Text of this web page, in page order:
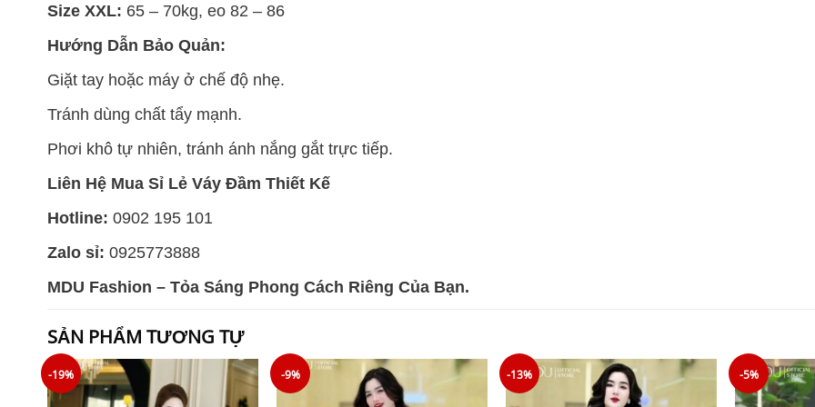
Size XXL: 65 – 70kg, eo 82 – 86
Hướng Dẫn Bảo Quản:
Giặt tay hoặc máy ở chế độ nhẹ.
Tránh dùng chất tẩy mạnh.
Phơi khô tự nhiên, tránh ánh nắng gắt trực tiếp.
Liên Hệ Mua Sỉ Lẻ Váy Đầm Thiết Kế
Hotline: 0902 195 101
Zalo sỉ: 0925773888
MDU Fashion – Tỏa Sáng Phong Cách Riêng Của Bạn.
SẢN PHẨM TƯƠNG TỰ
-19% -9% -13% -5%